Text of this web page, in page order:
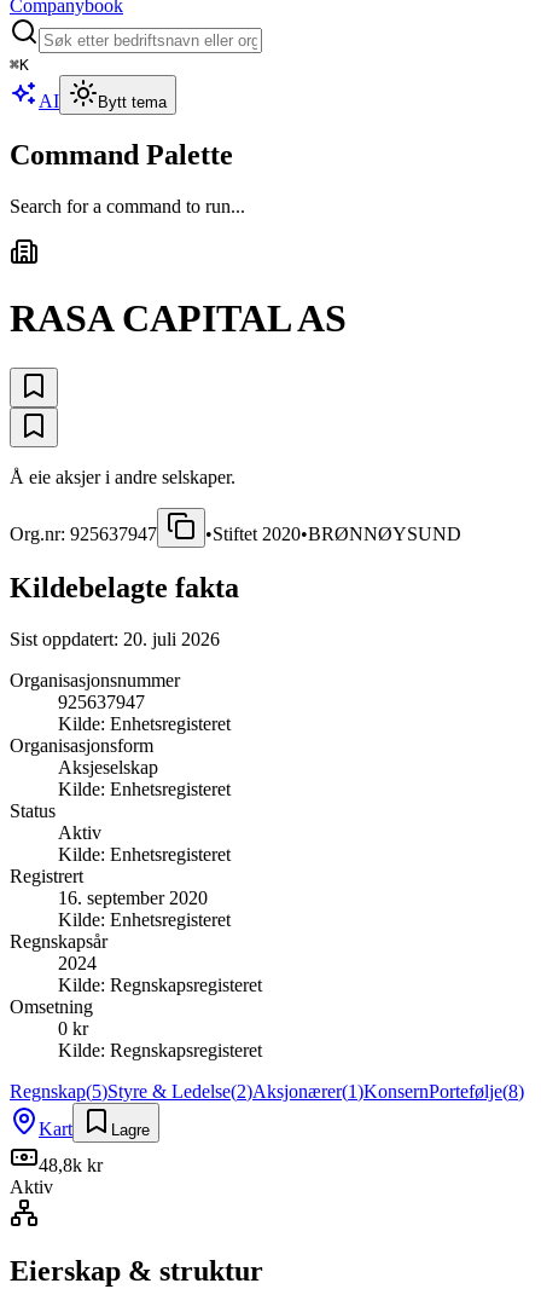
Companybook
⌘K
AI Bytt tema
Command Palette
Search for a command to run...
RASA CAPITAL AS
Å eie aksjer i andre selskaper.
Org.nr: 925637947 •Stiftet 2020•BRØNNØYSUND
Kildebelagte fakta
Sist oppdatert: 20. juli 2026
Organisasjonsnummer
925637947
Kilde: Enhetsregisteret
Organisasjonsform
Aksjeselskap
Kilde: Enhetsregisteret
Status
Aktiv
Kilde: Enhetsregisteret
Registrert
16. september 2020
Kilde: Enhetsregisteret
Regnskapsår
2024
Kilde: Regnskapsregisteret
Omsetning
0 kr
Kilde: Regnskapsregisteret
Regnskap(5)Styre & Ledelse(2)Aksjonærer(1)KonsernPortefølje(8)
Kart
Lagre
48,8k kr
Aktiv
Eierskap & struktur